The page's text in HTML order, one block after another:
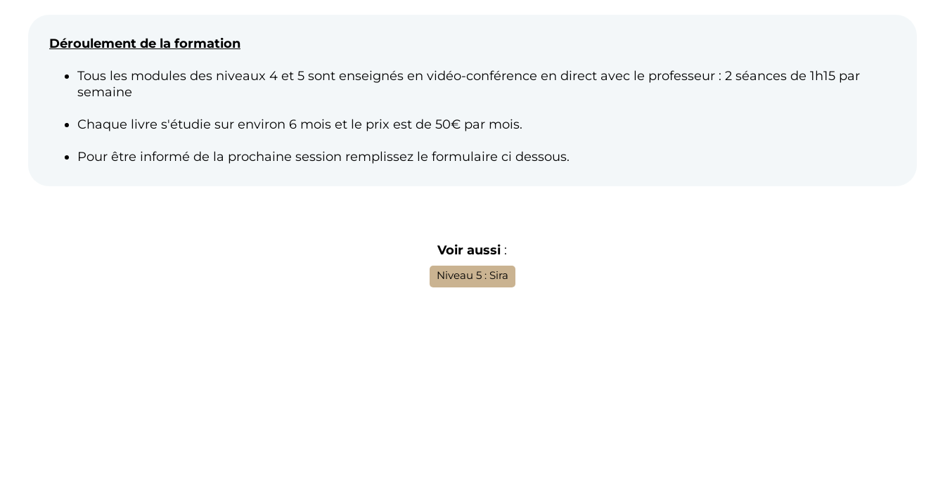
Déroulement de la formation
Tous les modules des niveaux 4 et 5 sont enseignés en vidéo-conférence en direct avec le professeur : 2 séances de 1h15 par
semaine
Chaque livre s'étudie sur environ 6 mois et le prix est de 50€ par mois.
Pour être informé de la prochaine session remplissez le formulaire ci dessous.
Voir aussi :
Niveau 5 : Sira